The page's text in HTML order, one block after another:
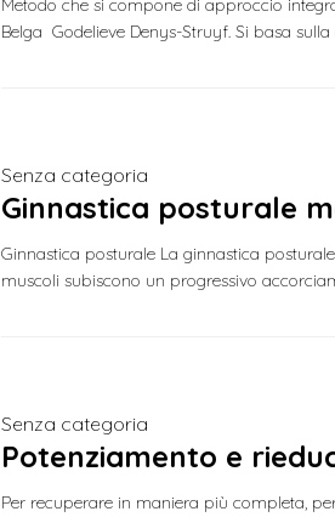
Metodo che si compone di approccio
Belga Godelieve Denys-Struyf. Si basa
Senza categoria
Ginnastica posturale
Ginnastica posturale La ginnastica
muscoli subiscono un progressivo
Senza categoria
Potenziamento e
Per recuperare in maniera più completa,